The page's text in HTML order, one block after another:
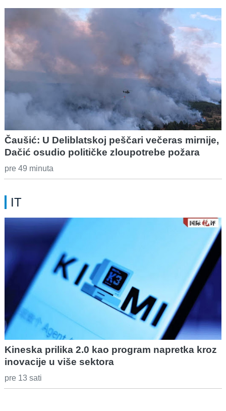
Čaušić: U Deliblatskoj peščari večeras mirnije,
Dačić osudio političke zloupotrebe požara
pre 49 minuta
IT
Kineska prilika 2.0 kao program napretka kroz
inovacije u više sektora
pre 13 sati